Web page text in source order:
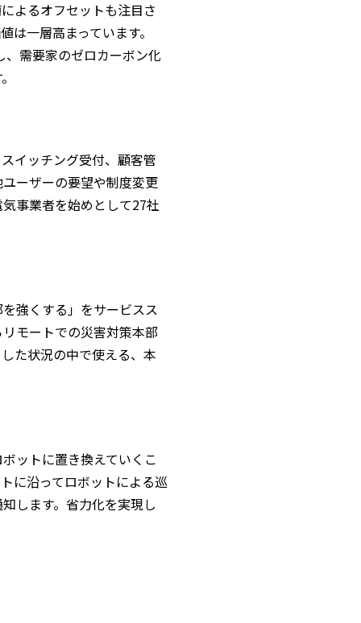
よるオフセットも注目さ
一層高まっています。
、需要家のゼロカーボン化
イッチング受付、顧客管
ーザーの要望や制度変更
事業者を始めとして27社
強くする」をサービスス
モートでの災害対策本部
た状況の中で使える、本
ットに置き換えていくこ
に沿ってロボットによる巡
します。省力化を実現し